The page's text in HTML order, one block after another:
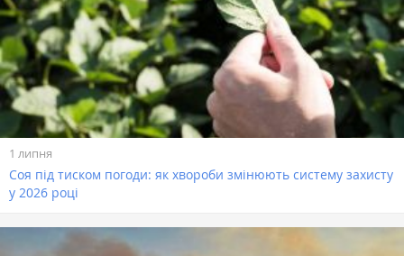
1 липня
Соя під тиском погоди: як хвороби змінюють систему захисту
у 2026 році